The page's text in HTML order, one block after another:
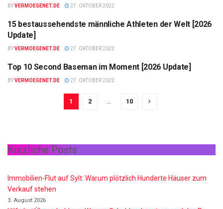
BYVERMOEGENET.DE 27. OKTOBER 2022
LISTE
15 bestaussehendste männliche Athleten der Welt [2026
Update]
BYVERMOEGENET.DE 27. OKTOBER 2022
LISTE
Top 10 Second Baseman im Moment [2026 Update]
BYVERMOEGENET.DE 27. OKTOBER 2022
1 2 … 10
Kürzliche Posts
Immobilien-Flut auf Sylt: Warum plötzlich Hunderte Häuser zum
Verkauf stehen
3. August 2026